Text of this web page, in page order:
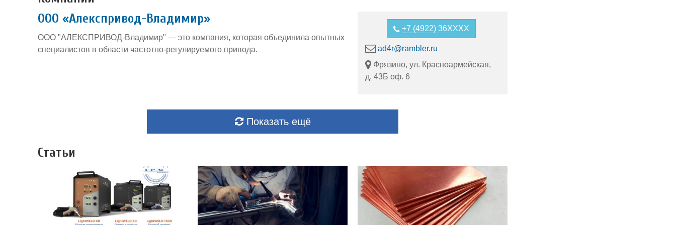
ООО «Алекспривод-Владимир»
ООО "АЛЕКСПРИВОД-Владимир" — это компания, которая объединила опытных
специалистов в области частотно-регулируемого привода.
+7 (4922) 36XXXX
ad4r@rambler.ru
Фрязино, ул. Красноармейская,
д. 43Б оф. 6
Показать ещё
Статьи